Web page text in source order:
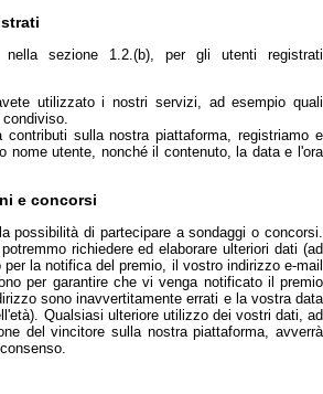
sezione 1.2.(b), per gli utenti registrati
utilizzato i nostri servizi, ad esempio quali
contributi sulla nostra piattaforma, registriamo e
nome utente, nonché il contenuto, la data e l'ora
e concorsi
possibilità di partecipare a sondaggi o concorsi.
richiedere ed elaborare ulteriori dati (ad
la notifica del premio, il vostro indirizzo e-mail
per garantire che vi venga notificato il premio
sono inavvertitamente errati e la vostra data
Qualsiasi ulteriore utilizzo dei vostri dati, ad
del vincitore sulla nostra piattaforma, avverrà